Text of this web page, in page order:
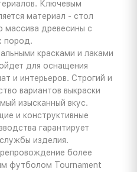
Ключевым
материал - стол
массива древесины с
пород.
красками и лаками
для оснащения
и интерьеров. Строгий и
вариантов выкраски
изысканный вкус.
и конструктивные
гарантирует
изделия.
более
футболом Tournament